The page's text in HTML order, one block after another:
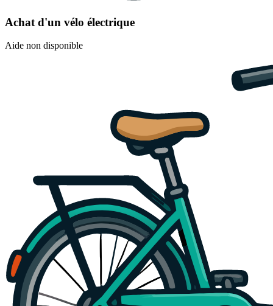
Achat d'un vélo électrique
Aide non disponible